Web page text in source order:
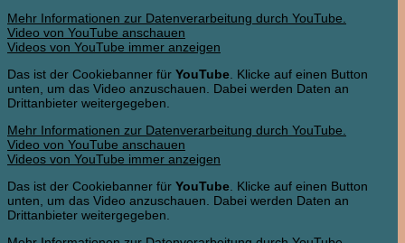
Mehr Informationen zur Datenverarbeitung durch YouTube.
Video von YouTube anschauen
Videos von YouTube immer anzeigen
Das ist der Cookiebanner für YouTube . Klicke auf einen Button
unten, um das Video anzuschauen. Dabei werden Daten an
Drittanbieter weitergegeben.
Mehr Informationen zur Datenverarbeitung durch YouTube.
Video von YouTube anschauen
Videos von YouTube immer anzeigen
Das ist der Cookiebanner für YouTube . Klicke auf einen Button
unten, um das Video anzuschauen. Dabei werden Daten an
Drittanbieter weitergegeben.